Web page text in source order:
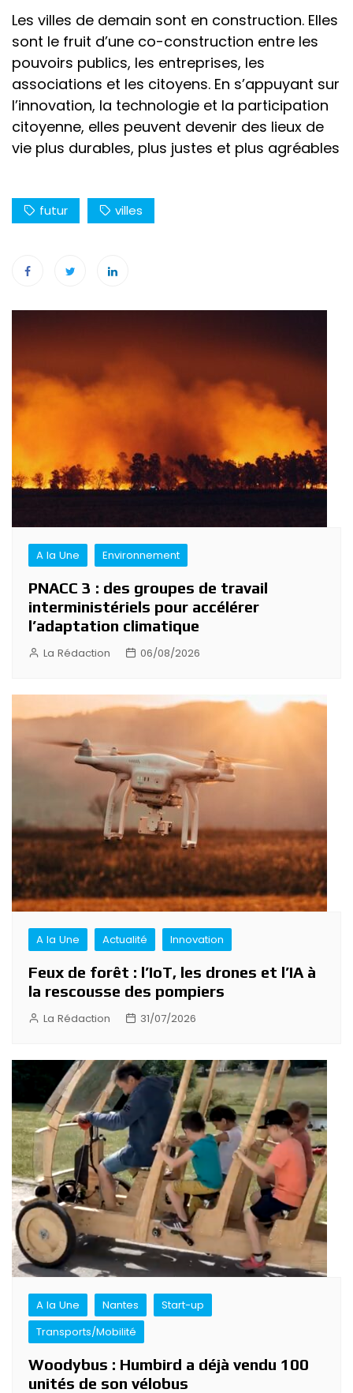
Les villes de demain sont en construction. Elles
sont le fruit d’une co-construction entre les
pouvoirs publics, les entreprises, les
associations et les citoyens. En s’appuyant sur
l’innovation, la technologie et la participation
citoyenne, elles peuvent devenir des lieux de
vie plus durables, plus justes et plus agréables
futur villes
Navigation
de
l’article
A la Une Environnement
PNACC 3 : des groupes de travail
interministériels pour accélérer
l’adaptation climatique
La Rédaction 06/08/2026
A la Une Actualité Innovation
Feux de forêt : l’IoT, les drones et l’IA à
la rescousse des pompiers
La Rédaction 31/07/2026
A la Une Nantes
Start-up
Transports/Mobilité
Woodybus : Humbird a déjà vendu 100
unités de son vélobus